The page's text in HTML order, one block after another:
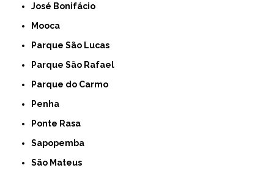
José Bonifácio
Mooca
Parque São Lucas
Parque São Rafael
Parque do Carmo
Penha
Ponte Rasa
Sapopemba
São Mateus